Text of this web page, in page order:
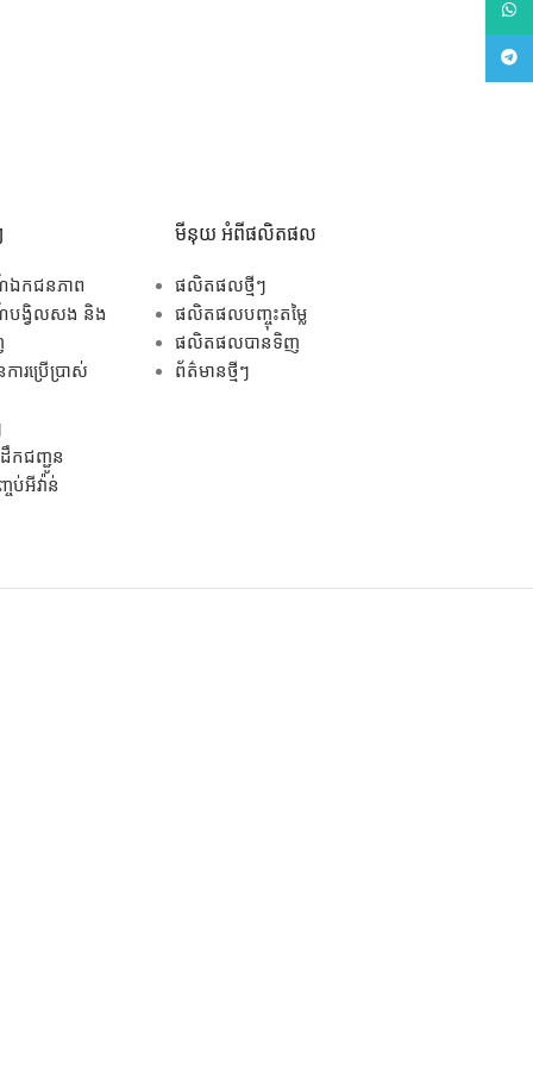
ឯកជនភាព
បង្វិលសង និង
ារប្រើប្រាស់
កជញ្ជូន
ប់អីវ៉ាន់
មីនុយ អំពីផលិតផល
ផលិតផលថ្មីៗ
ផលិតផលបញ្ចុះតម្លៃ
ផលិតផលបានទិញ
ព័ត៌មានថ្មីៗ